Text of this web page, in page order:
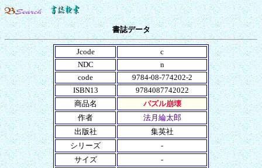
書誌データ
Jcode
c
NDC
n
code
9784-08-774202-2
ISBN13
9784087742022
商品名
パズル崩壊
作者
法月綸太郎
出版社
集英社
シリーズ
-
サイズ
-